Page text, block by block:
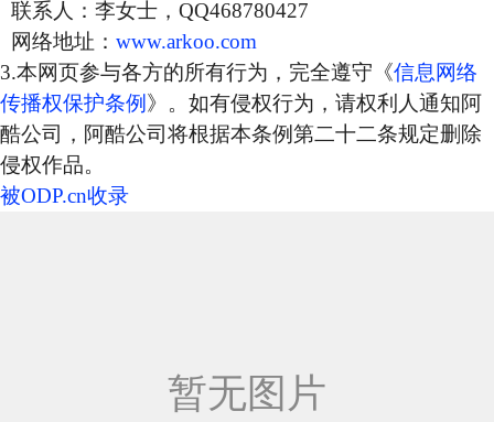
联系人：李女士，QQ468780427
网络地址： www.arkoo.com
3.本网页参与各方的所有行为，完全遵守《信息网络
传播权保护条例 》。如有侵权行为，请权利人通知阿
酷公司，阿酷公司将根据本条例第二十二条规定删除
侵权作品。
被ODP.cn收录